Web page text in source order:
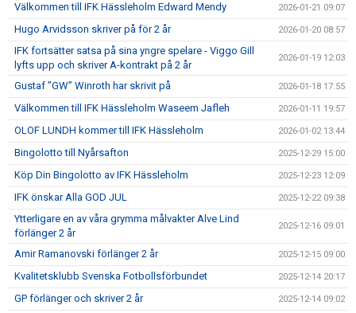
Välkommen till IFK Hässleholm Edward Mendy 2026-01-21 09:07
Hugo Arvidsson skriver på för 2 år 2026-01-20 08:57
IFK fortsätter satsa på sina yngre spelare - Viggo Gill
lyfts upp och skriver A-kontrakt på 2 år
2026-01-19 12:03
Gustaf ”GW” Winroth har skrivit på 2026-01-18 17:55
Välkommen till IFK Hässleholm Waseem Jafleh 2026-01-11 19:57
OLOF LUNDH kommer till IFK Hässleholm 2026-01-02 13:44
Bingolotto till Nyårsafton 2025-12-29 15:00
Köp Din Bingolotto av IFK Hässleholm 2025-12-23 12:09
IFK önskar Alla GOD JUL 2025-12-22 09:38
Ytterligare en av våra grymma målvakter Alve Lind
förlänger 2 år
2025-12-16 09:01
Amir Ramanovski förlänger 2 år 2025-12-15 09:00
Kvalitetsklubb Svenska Fotbollsförbundet 2025-12-14 20:17
GP förlänger och skriver 2 år 2025-12-14 09:02